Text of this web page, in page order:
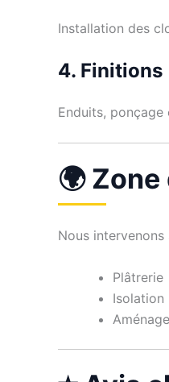
Installation des
4. Finitions
Enduits,
🌍
Nous intervenons
Plâtrerie
Isolation